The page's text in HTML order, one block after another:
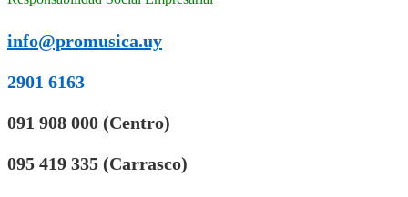
info@promusica.uy
2901 6163
091 908 000 (Centro)
095 419 335 (Carrasco)